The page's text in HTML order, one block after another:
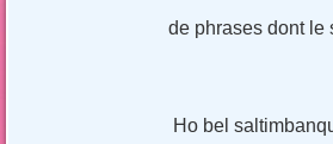
de phrases dont le
Ho bel